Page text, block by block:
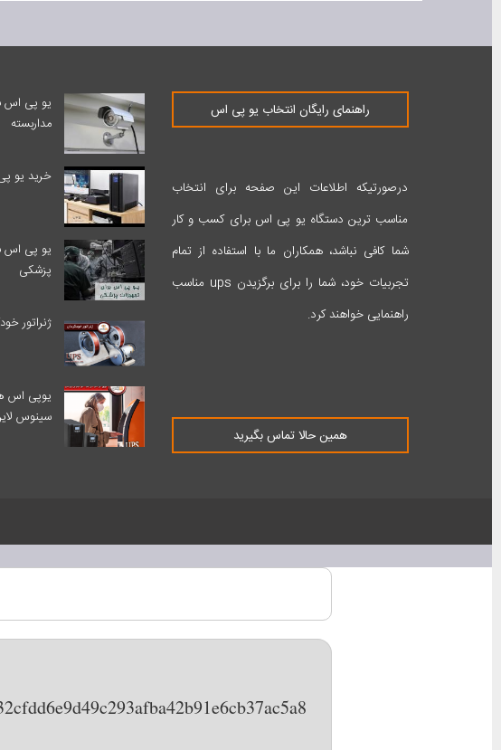
یو پی اس
مداربسته
خرید یو
یو پی اس
پزشکی
ژنراتور
یوپی اس
سینوس
راهنمای رایگان انتخاب یو پی اس
درصورتیکه اطلاعات این صفحه برای انتخاب
مناسب ترین دستگاه یو پی اس برای کسب و کار
شما کافی نباشد، همکاران ما با استفاده از تمام
تجربیات خود، شما را برای برگزیدن ups مناسب
راهنمایی خواهند کرد.
همین حالا تماس بگیرید